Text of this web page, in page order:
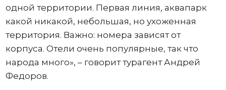
одной территории. Первая линия, аквапарк
какой никакой, небольшая, но ухоженная
территория. Важно: номера зависят от
корпуса. Отели очень популярные, так что
народа много», – говорит турагент Андрей
Федоров.